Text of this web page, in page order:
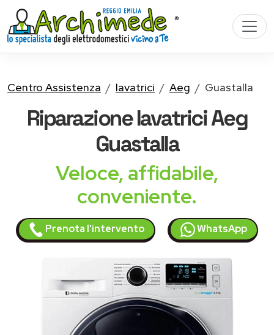
Centro Assistenza lavatrici Aeg Guastalla
Riparazionelavatrici Aeg
Guastalla
Veloce, affidabile,
conveniente.
Prenota l'intervento WhatsApp